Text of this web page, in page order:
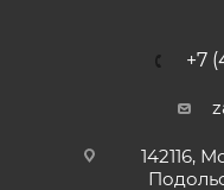
+7
142116,